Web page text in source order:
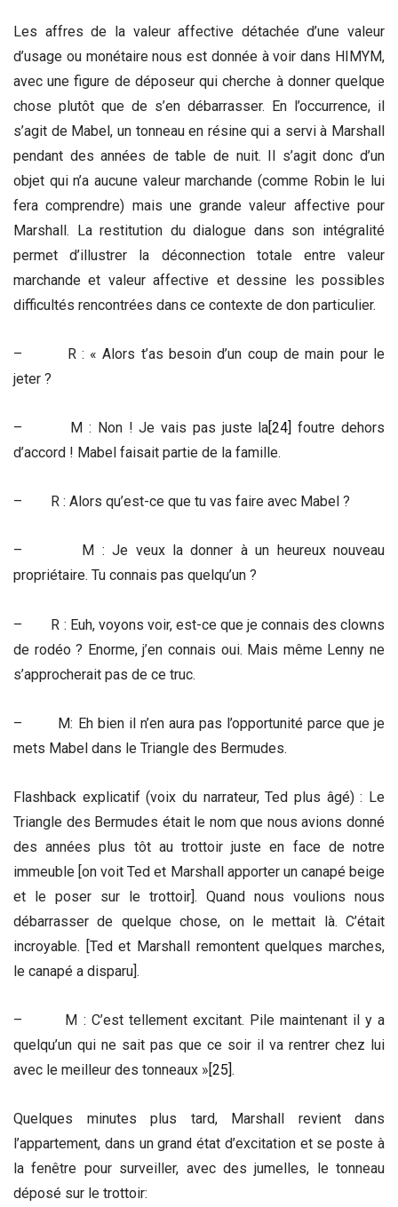
Les affres de la valeur affective détachée d’une valeur
d’usage ou monétaire nous est donnée à voir dans HIMYM,
avec une figure de déposeur qui cherche à donner quelque
chose plutôt que de s’en débarrasser. En l’occurrence, il
s’agit de Mabel, un tonneau en résine qui a servi à Marshall
pendant des années de table de nuit. Il s’agit donc d’un
objet qui n’a aucune valeur marchande (comme Robin le lui
fera comprendre) mais une grande valeur affective pour
Marshall. La restitution du dialogue dans son intégralité
permet d’illustrer la déconnection totale entre valeur
marchande et valeur affective et dessine les possibles
difficultés rencontrées dans ce contexte de don particulier.
– R : « Alors t’as besoin d’un coup de main pour le
jeter ?
– M : Non ! Je vais pas juste la[24] foutre dehors
d’accord ! Mabel faisait partie de la famille.
– R : Alors qu’est-ce que tu vas faire avec Mabel ?
– M : Je veux la donner à un heureux nouveau
propriétaire. Tu connais pas quelqu’un ?
– R : Euh, voyons voir, est-ce que je connais des clowns
de rodéo ? Enorme, j’en connais oui. Mais même Lenny ne
s’approcherait pas de ce truc.
– M: Eh bien il n’en aura pas l’opportunité parce que je
mets Mabel dans le Triangle des Bermudes.
Flashback explicatif (voix du narrateur, Ted plus âgé) : Le
Triangle des Bermudes était le nom que nous avions donné
des années plus tôt au trottoir juste en face de notre
immeuble [on voit Ted et Marshall apporter un canapé beige
et le poser sur le trottoir]. Quand nous voulions nous
débarrasser de quelque chose, on le mettait là. C’était
incroyable. [Ted et Marshall remontent quelques marches,
le canapé a disparu].
– M : C’est tellement excitant. Pile maintenant il y a
quelqu’un qui ne sait pas que ce soir il va rentrer chez lui
avec le meilleur des tonneaux » [25] .
Quelques minutes plus tard, Marshall revient dans
l’appartement, dans un grand état d’excitation et se poste à
la fenêtre pour surveiller, avec des jumelles, le tonneau
déposé sur le trottoir: